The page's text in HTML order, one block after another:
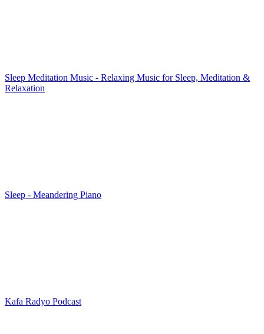
Sleep Meditation Music - Relaxing Music for Sleep, Meditation &
Relaxation
Sleep - Meandering Piano
Kafa Radyo Podcast